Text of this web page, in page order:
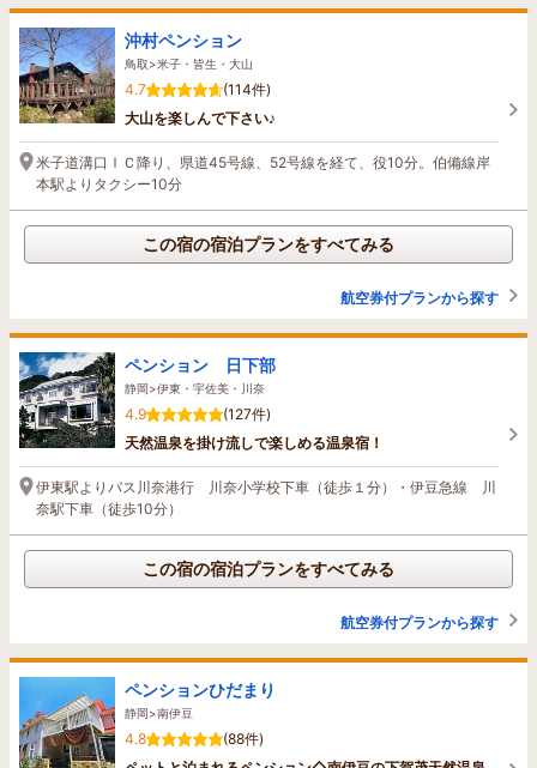
沖村ペンション
鳥取>米子・皆生・大山
4.7
(114件)
大山を楽しんで下さい♪
米子道溝口ＩＣ降り、県道45号線、52号線を経て、役10分。伯備線岸
本駅よりタクシー10分
この宿の宿泊プランをすべてみる
航空券付プランから探す
ペンション 日下部
静岡>伊東・宇佐美・川奈
4.9
(127件)
天然温泉を掛け流しで楽しめる温泉宿！
伊東駅よりバス川奈港行 川奈小学校下車（徒歩１分）・伊豆急線 川
奈駅下車（徒歩10分）
この宿の宿泊プランをすべてみる
航空券付プランから探す
ペンションひだまり
静岡>南伊豆
4.8
(88件)